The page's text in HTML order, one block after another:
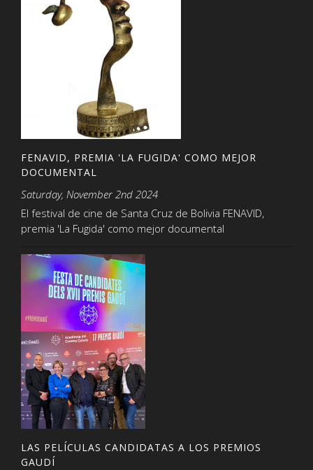
FENAVID, PREMIA 'LA FUGIDA' COMO MEJOR
DOCUMENTAL
Saturday, November 2nd 2024
El festival de cine de Santa Cruz de Bolivia FENAVID,
premia 'La Fugida' como mejor documental
LAS PELÍCULAS CANDIDATAS A LOS PREMIOS
GAUDÍ